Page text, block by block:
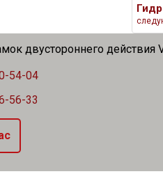
двустороннего
54-04
56-33